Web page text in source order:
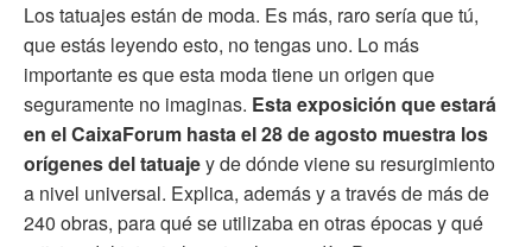
Los tatuajes están de moda. Es más, raro sería que tú,
que estás leyendo esto, no tengas uno. Lo más
importante es que esta moda tiene un origen que
seguramente no imaginas. Esta exposición que estará
en el CaixaForum hasta el 28 de agosto muestra los
orígenes del tatuajey de dónde viene su resurgimiento
a nivel universal. Explica, además y a través de más de
240 obras, para qué se utilizaba en otras épocas y qué